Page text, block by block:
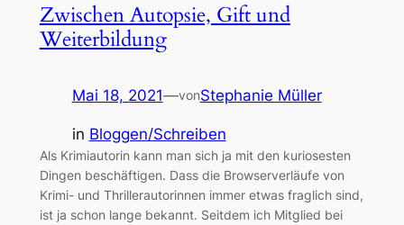
Zwischen Autopsie, Gift und
Weiterbildung
Mai 18, 2021—vonStephanie Müller
in Bloggen/Schreiben
Als Krimiautorin kann man sich ja mit den kuriosesten
Dingen beschäftigen. Dass die Browserverläufe von
Krimi- und Thrillerautorinnen immer etwas fraglich sind,
ist ja schon lange bekannt. Seitdem ich Mitglied bei